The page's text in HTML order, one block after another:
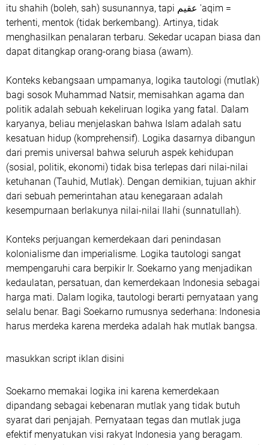
itu shahih (boleh, sah) susunannya, tapi عقيم 'aqim =
terhenti, mentok (tidak berkembang). Artinya, tidak
menghasilkan penalaran terbaru. Sekedar ucapan biasa dan
dapat ditangkap orang-orang biasa (awam).
Konteks kebangsaan umpamanya, logika tautologi (mutlak)
bagi sosok Muhammad Natsir, memisahkan agama dan
politik adalah sebuah kekeliruan logika yang fatal. Dalam
karyanya, beliau menjelaskan bahwa Islam adalah satu
kesatuan hidup (komprehensif). Logika dasarnya dibangun
dari premis universal bahwa seluruh aspek kehidupan
(sosial, politik, ekonomi) tidak bisa terlepas dari nilai-nilai
ketuhanan (Tauhid, Mutlak). Dengan demikian, tujuan akhir
dari sebuah pemerintahan atau kenegaraan adalah
kesempurnaan berlakunya nilai-nilai Ilahi (sunnatullah).
Konteks perjuangan kemerdekaan dari penindasan
kolonialisme dan imperialisme. Logika tautologi sangat
mempengaruhi cara berpikir Ir. Soekarno yang menjadikan
kedaulatan, persatuan, dan kemerdekaan Indonesia sebagai
harga mati. Dalam logika, tautologi berarti pernyataan yang
selalu benar. Bagi Soekarno rumusnya sederhana: Indonesia
harus merdeka karena merdeka adalah hak mutlak bangsa.
masukkan script iklan disini
Soekarno memakai logika ini karena kemerdekaan
dipandang sebagai kebenaran mutlak yang tidak butuh
syarat dari penjajah. Pernyataan tegas dan mutlak juga
efektif menyatukan visi rakyat Indonesia yang beragam.